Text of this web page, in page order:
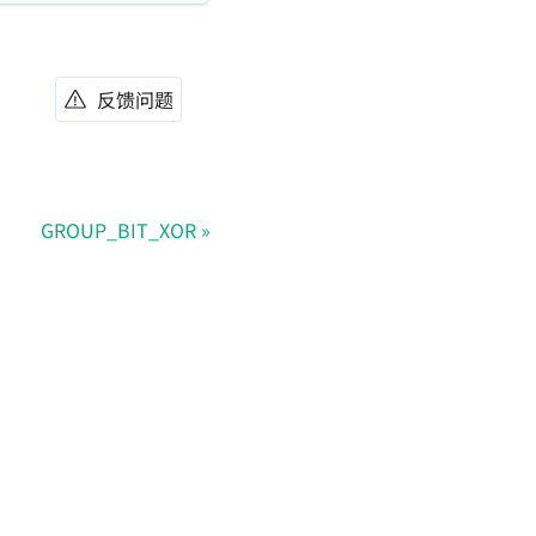
反馈问题
GROUP_BIT_XOR